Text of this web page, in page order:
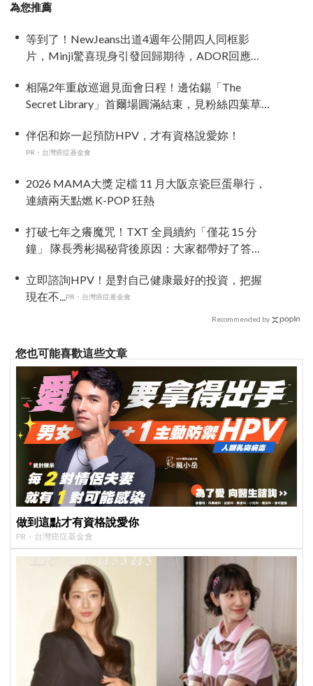
為您推薦
等到了！NewJeans出道4週年公開四人同框影
片，Minji驚喜現身引發回歸期待，ADOR回應未
相隔2年重啟巡迴見面會日程！邊佑錫「The
Secret Library」首爾場圓滿結束，見粉絲四葉草
伴侶和妳一起預防HPV，才有資格說愛妳！
PR・台灣癌症基金會
2026 MAMA大獎 定檔 11 月大阪京瓷巨蛋舉行，
連續兩天點燃 K-POP 狂熱
打破七年之癢魔咒！TXT 全員續約「僅花 15 分
鐘」 隊長秀彬揭秘背後原因：大家都帶好了答
立即諮詢HPV！是對自己健康最好的投資，把握
現在不...PR・台灣癌症基金會
Recommended by
您也可能喜歡這些文章
做到這點才有資格說愛你
PR・台灣癌症基金會